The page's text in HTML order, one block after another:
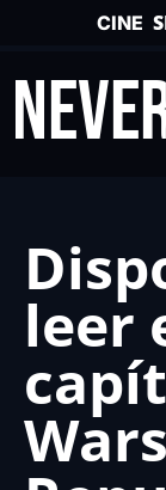
CINE
leer